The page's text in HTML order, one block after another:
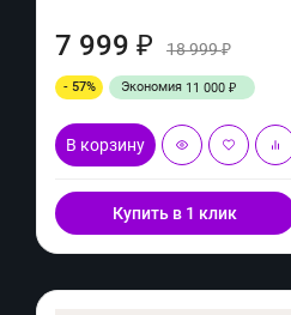
7 999 ₽ 18 999₽
- 57% Экономия 11 000 ₽
В корзину
Купить в 1 клик